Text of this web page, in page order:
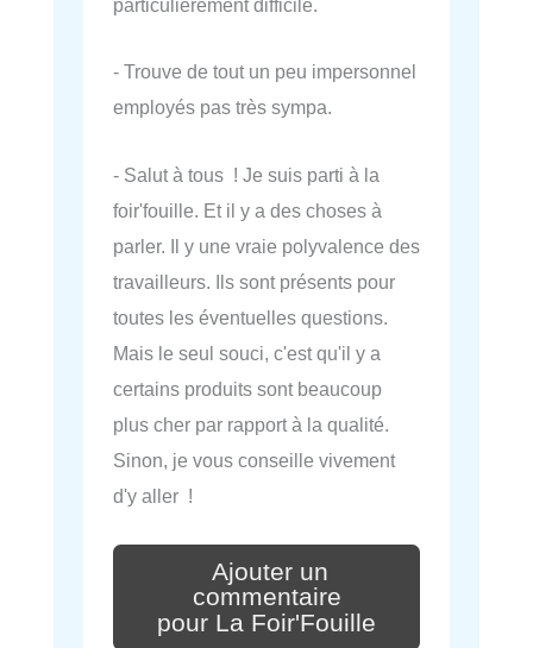
particulièrement difficile.
- Trouve de tout un peu impersonnel
employés pas très sympa.
- Salut à tous ! Je suis parti à la
foir'fouille. Et il y a des choses à
parler. Il y une vraie polyvalence des
travailleurs. Ils sont présents pour
toutes les éventuelles questions.
Mais le seul souci, c'est qu'il y a
certains produits sont beaucoup
plus cher par rapport à la qualité.
Sinon, je vous conseille vivement
d'y aller !
Ajouter un
commentaire
pour La Foir'Fouille